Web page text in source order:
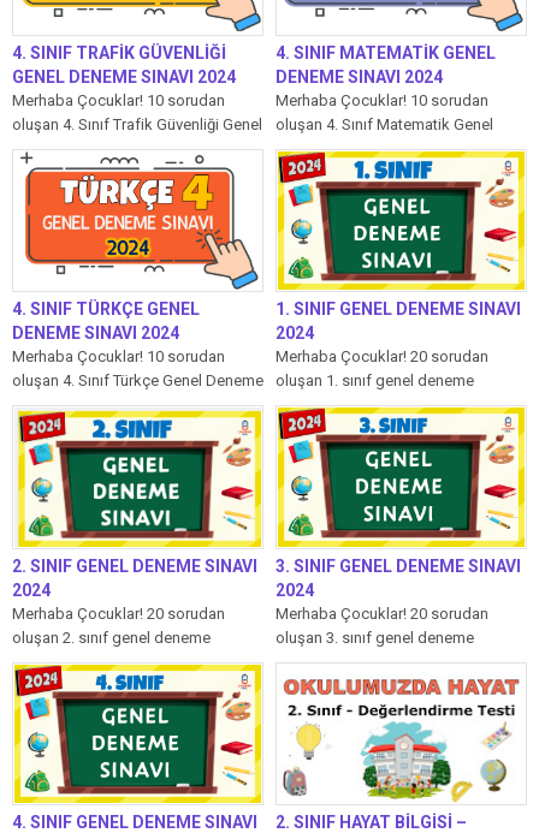
4. SINIF TRAFİK GÜVENLİĞİ
GENEL DENEME SINAVI 2024
Merhaba Çocuklar! 10 sorudan
oluşan 4. Sınıf Trafik Güvenliği Genel
Deneme Sınavı’mızda her soru 10...
4. SINIF MATEMATİK GENEL
DENEME SINAVI 2024
Merhaba Çocuklar! 10 sorudan
oluşan 4. Sınıf Matematik Genel
Deneme Sınavı’mızda her soru 10
puandır....
4. SINIF TÜRKÇE GENEL
DENEME SINAVI 2024
Merhaba Çocuklar! 10 sorudan
oluşan 4. Sınıf Türkçe Genel Deneme
Sınavı’mızda her soru 10 puandır....
1. SINIF GENEL DENEME SINAVI
2024
Merhaba Çocuklar! 20 sorudan
oluşan 1. sınıf genel deneme
sınavımızda her soru 5 puandır.
Aşağıdaki...
2. SINIF GENEL DENEME SINAVI
2024
Merhaba Çocuklar! 20 sorudan
oluşan 2. sınıf genel deneme
sınavımızda her soru 5 puandır.
Aşağıdaki...
3. SINIF GENEL DENEME SINAVI
2024
Merhaba Çocuklar! 20 sorudan
oluşan 3. sınıf genel deneme
sınavımızda her soru 5 puandır.
Aşağıdaki...
4. SINIF GENEL DENEME SINAVI
2. SINIF HAYAT BİLGİSİ –